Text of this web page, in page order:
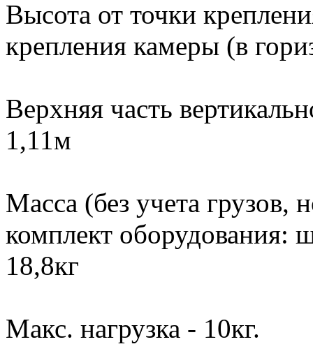
Высота от точки
крепления камеры (в
Верхняя часть
1,11м
Масса (без учета грузов,
комплект оборудования:
18,8кг
Макс. нагрузка - 10кг.